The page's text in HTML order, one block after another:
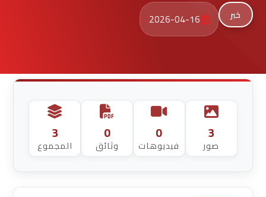
خبر 2026-04-16
3
صور
0
فيديوهات
0
وثائق
3
المجموع